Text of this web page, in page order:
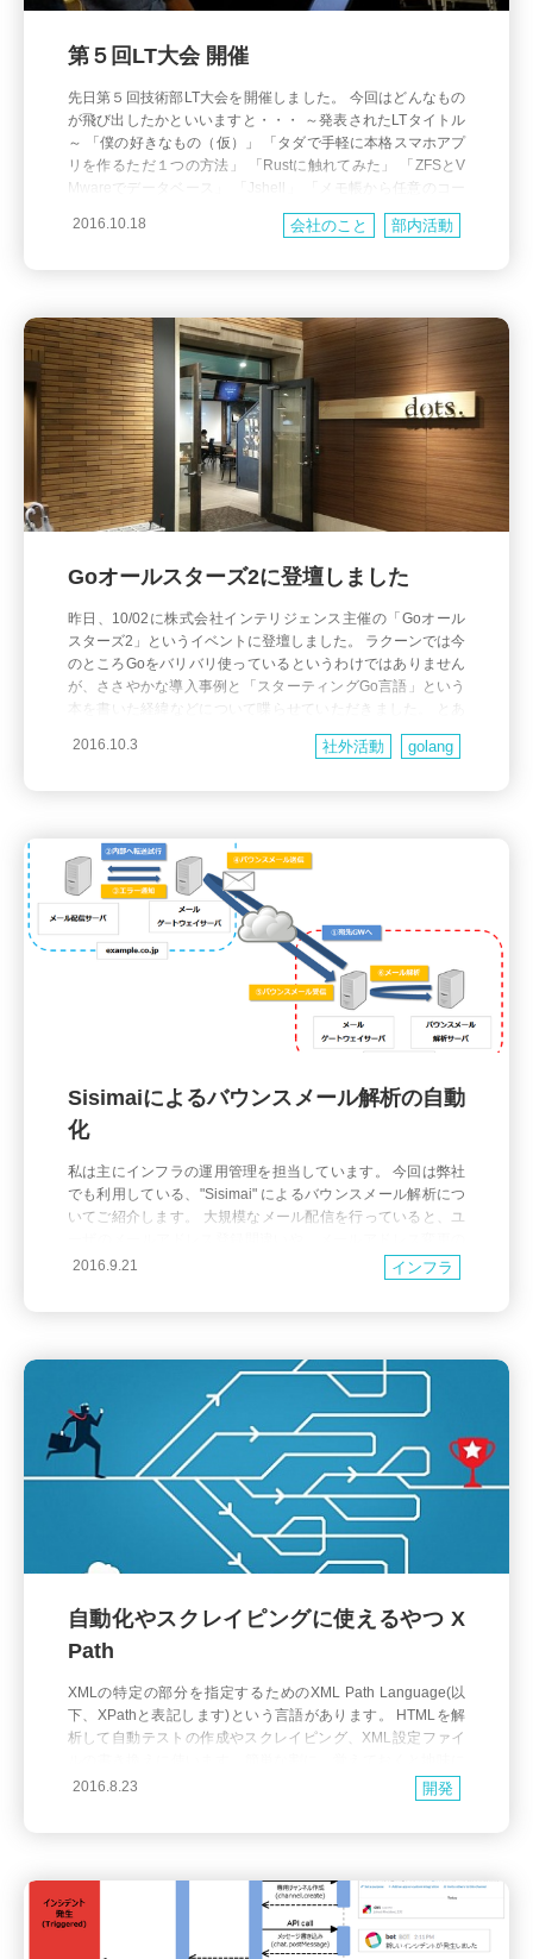
第５回LT大会 開催
先日第５回技術部LT大会を開催しました。 今回はどんなもの
が飛び出したかといいますと・・・ ～発表されたLTタイトル
～ 「僕の好きなもの（仮）」 「タダで手軽に本格スマホアプ
リを作るただ１つの方法」 「Rustに触れてみた」 「ZFSとV
Mwareでデータベース」 「Jshell」 「メモ帳から任意のコー
ドを実行する」 「JSOX・ISMS担当から見た「システム設計
で意識してほしいこと」」 「C
2016.10.18 会社のこと 部内活動
Goオールスターズ2に登壇しました
昨日、10/02に株式会社インテリジェンス主催の「Goオール
スターズ2」というイベントに登壇しました。 ラクーンでは今
のところGoをバリバリ使っているというわけではありません
が、ささやかな導入事例と「スターティングGo言語」という
本を書いた経緯などについて喋らせていただきました。 とあ
るBtoB企業でGoを使ってみた話 from Aiga Matsuo また、登壇
者5人の
2016.10.3 社外活動 golang
Sisimaiによるバウンスメール解析の自動
化
私は主にインフラの運用管理を担当しています。 今回は弊社
でも利用している、"Sisimai" によるバウンスメール解析につ
いてご紹介します。 大規模なメール配信を行っていると、ユ
未通知などでバウンスメールが度々発生します。 少数であれ
ば管理者がバウンスメールを確認し、対応を手動で行えばよ
2016.9.21 インフラ
自動化やスクレイピングに使えるやつ X
Path
XMLの特定の部分を指定するためのXML Path Language(以
下、XPathと表記します)という言語があります。 HTMLを解
析して自動テストの作成やスクレイピング、XML設定ファイ
便利なやつです。 とりあえず書いてみる 何はともあれ、覚え
るためには書いてみます。 ブラウザが一番手軽なXPath
2016.8.23 開発